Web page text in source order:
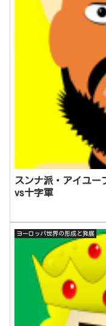
スンナ派・アイユー
vs十字軍
ヨーロッパ世界の形成と発展